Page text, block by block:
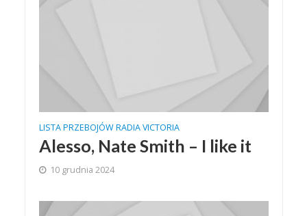
LISTA PRZEBOJÓW RADIA VICTORIA
Alesso, Nate Smith – I like it
10 grudnia 2024